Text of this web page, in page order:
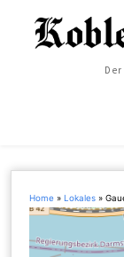
Home »Lokales »